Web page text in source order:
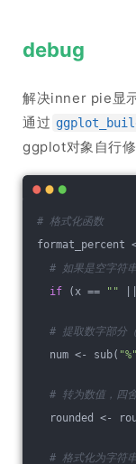
debug
解决inner pie显
通过
ggplot对象自行修
# 格式化函数
format_percent
# 如果是空字符
if (x == "" ||
# 提取数字部分（
num <- sub( "%"
# 转为数值，四
rounded <-
# 格式化为字符